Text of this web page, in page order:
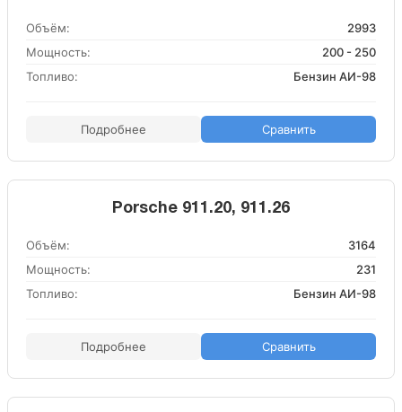
Объём:
2993
Мощность:
200 - 250
Топливо:
Бензин АИ-98
Подробнее Сравнить
Porsche 911.20, 911.26
Объём:
3164
Мощность:
231
Топливо:
Бензин АИ-98
Подробнее Сравнить